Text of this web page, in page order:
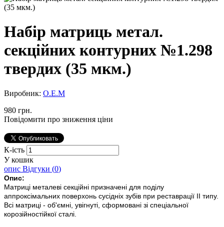
Набір матриць метал.
секційних контурних №1.298
твердих (35 мкм.)
Виробник: О.Е.М
980 грн.
Повідомити про зниження ціни
К-ість
У кошик
опис Відгуки (0)
Опис:
Матриці металеві секційні призначені для поділу
аппроксімальних поверхонь сусідніх зубів при реставрації II типу.
Всі матриці - об'ємні, увігнуті, сформовані зі спеціальної
корозійностійкої сталі.